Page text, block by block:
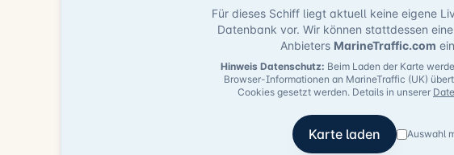
Für dieses Schiff liegt aktuell keine eigene
Datenbank vor. Wir können stattdessen
Anbieters MarineTraffic.com
Hinweis Datenschutz: Beim Laden der Karte
Browser-Informationen an MarineTraffic (UK)
Cookies gesetzt werden. Details in unserer
Karte laden Auswahl